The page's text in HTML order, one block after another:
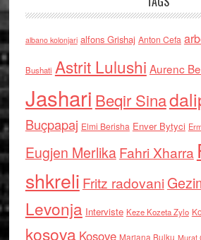
albano kolonjari alfons Grishaj Anton Cefa
Bushati Astrit Lulushi Aurenc
Jashari Beqir Sina
Buçpapaj Elmi Berisha Enver Bytyci
Eugjen MerlikaFahri Xharra
shkreli Fritz radovani
Levonja Interviste Keze Kozeta Zylo
kosova Kosove Marjana Bulku Murat